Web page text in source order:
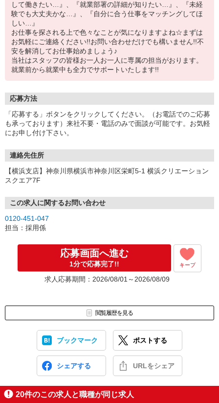
して働きたい…』、『就業部署の詳細が知りたい…』、『未経
験でも大丈夫かな…』、『自分に合う仕事をマッチングしてほ
しい…』
お仕事を探される上で色々なことが気になりますよね☆まずは
お気軽にご連絡ください!!お問い合わせだけでも構いません!!不
安を解消してお仕事始めましょう♪
当社はスタッフの皆様お一人お一人に専属の担当がおります。
就業前から就業中も全力でサポートいたします!!
応募方法
「応募する」ボタンをクリックしてください。（お電話でのご応募
も承っております）来社不要・電話のみで面談が可能です。お気軽
にお申し付け下さい。
連絡先住所
【横浜支店】神奈川県横浜市神奈川区栄町5-1 横浜クリエーション
スクエア7F
この求人に関するお問い合わせ
0120-451-047
担当：採用係
応募画面へ進む
1分で応募完了!! キープ
求人応募期間：2026/08/01～2026/08/09
閲覧履歴を見る
ブックマーク ポストする
シェアする URLをシェア
20件のこの求人と職種が同じ求人